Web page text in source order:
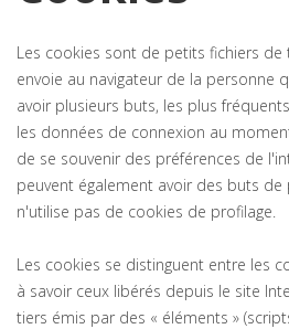
Les cookies sont de petits fichiers
envoie au navigateur de la personne
avoir plusieurs buts, les plus
les données de connexion au
de se souvenir des préférences de
peuvent également avoir des buts de
n'utilise pas de cookies de profilage.
Les cookies se distinguent entre les
à savoir ceux libérés depuis le site
tiers émis par des « éléments »